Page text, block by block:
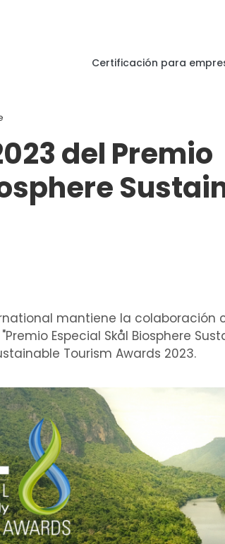
Certificación para
del Premio
mantiene la colaboración
Especial Skål Biosphere
Tourism Awards 2023.